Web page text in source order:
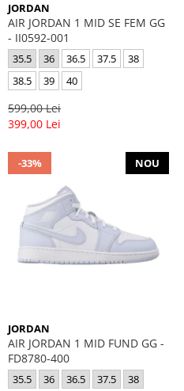
JORDAN
AIR JORDAN 1 MID SE FEM GG
- II0592-001
35.5 36 36.5 37.5
38
38.5
39 40
599,00 Lei
399,00 Lei
-33% NOU
JORDAN
AIR JORDAN 1 MID FUND GG -
FD8780-400
35.5 36 36.5 37.5
38